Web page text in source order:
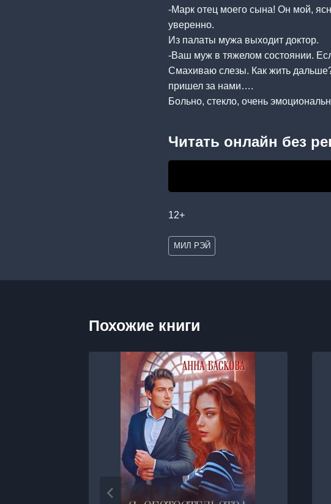
-Марк отец моего сына! Он мой,
уверенно.
Из палаты мужа выходит доктор.
-Ваш муж в тяжелом состоянии.
Смахиваю слезы. Как жить
пришел за нами….
Больно, стекло, очень
Читать онлайн без
12+
Метки
записи:
МИЛ РЭЙ
Похожие книги